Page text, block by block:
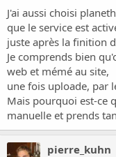
s
i
o
J'ai aussi choisi
que le service est
juste après la finition
Je comprends bien
web et mémé au site,
une fois uploade, par
Mais pourquoi est-ce
manuelle et prends
pierre_kuhn